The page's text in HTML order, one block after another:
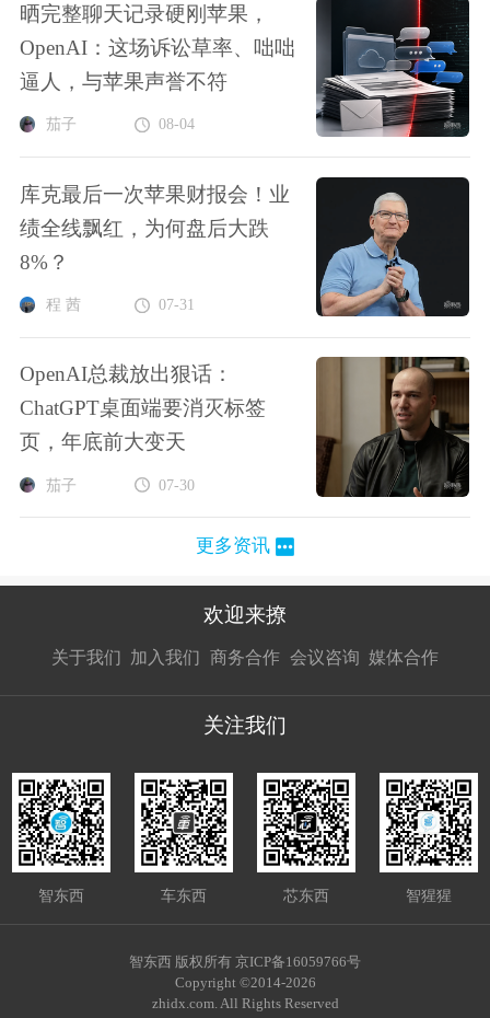
晒完整聊天记录硬刚苹果，
OpenAI：这场诉讼草率、咄咄
逼人，与苹果声誉不符
茄子 08-04
库克最后一次苹果财报会！业
绩全线飘红，为何盘后大跌
8%？
程 茜 07-31
OpenAI总裁放出狠话：
ChatGPT桌面端要消灭标签
页，年底前大变天
茄子 07-30
更多资讯
欢迎来撩
关于我们 加入我们
接扔简历
商务合作
接开聊
会议咨询 媒体合作
接开聊
关注我们
智东西 车东西 芯东西 智猩猩
智东西 版权所有 京ICP备16059766号
Copyright ©2014-2026
zhidx.com. All Rights Reserved